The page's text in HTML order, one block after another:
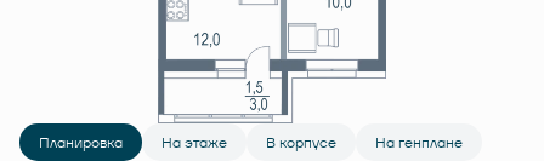
Планировка На этаже В корпусе На генплане